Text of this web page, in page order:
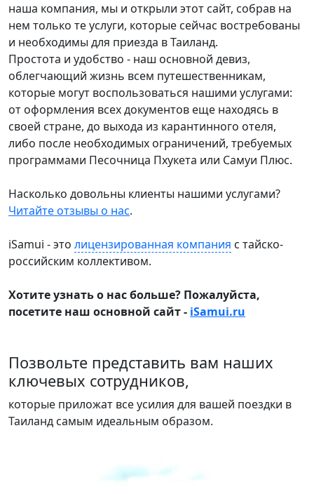
наша компания, мы и открыли этот сайт, собрав на
нем только те услуги, которые сейчас востребованы
и необходимы для приезда в Таиланд.
Простота и удобство - наш основной девиз,
облегчающий жизнь всем путешественникам,
которые могут воспользоваться нашими услугами:
от оформления всех документов еще находясь в
своей стране, до выхода из карантинного отеля,
либо после необходимых ограничений, требуемых
программами Песочница Пхукета или Самуи Плюс.
Насколько довольны клиенты нашими услугами?
Читайте отзывы о нас.
iSamui - это лицензированная компания с тайско-
российским коллективом.
Хотите узнать о нас больше? Пожалуйста,
посетите наш основной сайт - iSamui.ru
Позвольте представить вам наших
ключевых сотрудников,
которые приложат все усилия для вашей поездки в
Таиланд самым идеальным образом.